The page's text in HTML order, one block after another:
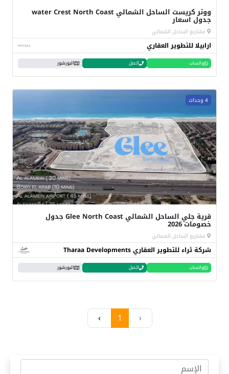
ووتر كريست الساحل الشمالي water Crest North Coast
جدول اسعار
مشاريع الساحل الشمالي
ارابيلا للتطوير العقاري
واتساب اتصل البورشور
4 وحدات
قرية جلي الساحل الشمالي Glee North Coast جدول
خصومات 2026
مشاريع الساحل الشمالي
شركة ثراء للتطوير العقاري Tharaa Developments
واتساب اتصل البورشور
‹
1
›